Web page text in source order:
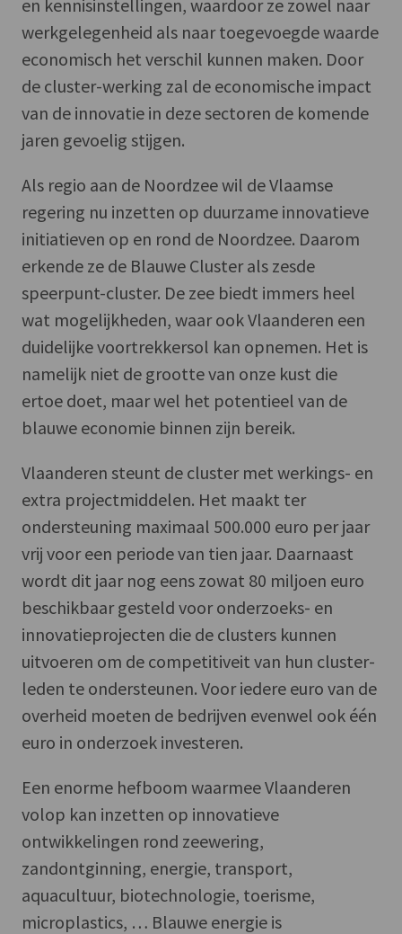
en kennisinstellingen, waardoor ze zowel naar
werkgelegenheid als naar toegevoegde waarde
economisch het verschil kunnen maken. Door
de cluster-werking zal de economische impact
van de innovatie in deze sectoren de komende
jaren gevoelig stijgen.
Als regio aan de Noordzee wil de Vlaamse
regering nu inzetten op duurzame innovatieve
initiatieven op en rond de Noordzee. Daarom
erkende ze de Blauwe Cluster als zesde
speerpunt-cluster. De zee biedt immers heel
wat mogelijkheden, waar ook Vlaanderen een
duidelijke voortrekkersol kan opnemen. Het is
namelijk niet de grootte van onze kust die
ertoe doet, maar wel het potentieel van de
blauwe economie binnen zijn bereik.
Vlaanderen steunt de cluster met werkings- en
extra projectmiddelen. Het maakt ter
ondersteuning maximaal 500.000 euro per jaar
vrij voor een periode van tien jaar. Daarnaast
wordt dit jaar nog eens zowat 80 miljoen euro
beschikbaar gesteld voor onderzoeks- en
innovatieprojecten die de clusters kunnen
uitvoeren om de competitiveit van hun cluster-
leden te ondersteunen. Voor iedere euro van de
overheid moeten de bedrijven evenwel ook één
euro in onderzoek investeren.
Een enorme hefboom waarmee Vlaanderen
volop kan inzetten op innovatieve
ontwikkelingen rond zeewering,
zandontginning, energie, transport,
aquacultuur, biotechnologie, toerisme,
microplastics, … Blauwe energie is